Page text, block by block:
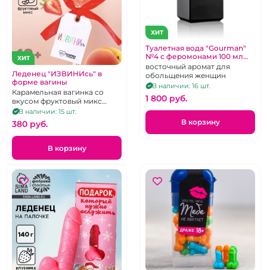
ХИТ
Леденец "ИЗВИНИсь" в
форме вагины
Карамельная вагинка со
вкусом фруктовый микс
клубника с абрикосом.
В наличии: 15 шт.
380 pуб.
В корзину
ХИТ
Туалетная вода "Gourman"
№4 с феромонами 100 мл
для мужчин
восточный аромат для
обольщения женщин
В наличии: 16 шт.
1 800 pуб.
В корзину